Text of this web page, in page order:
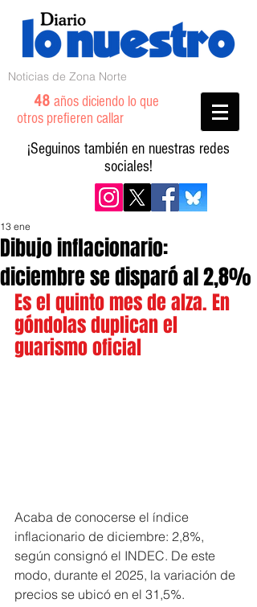
Noticias de Zona Norte
48 años diciendo lo que
otros prefieren callar
¡Seguinos también en nuestras redes
sociales!
Dibujo inflacionario:
diciembre se disparó al 2,8%
13 ene
Es el quinto mes de alza. En
góndolas duplican el
guarismo oficial
Acaba de conocerse el índice
inflacionario de diciembre: 2,8%,
según consignó el INDEC. De este
modo, durante el 2025, la variación de
precios se ubicó en el 31,5%.